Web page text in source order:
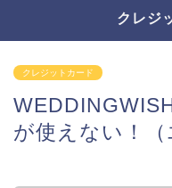
クレジ
クレジットカード
が使えない！（